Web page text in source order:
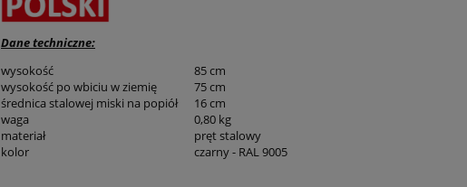
Dane techniczne:
wysokość
85 cm
wysokość po wbiciu w ziemię
75 cm
średnica stalowej miski na popiół16 cm
waga
0,80 kg
materiał
pręt stalowy
kolor
czarny - RAL 9005